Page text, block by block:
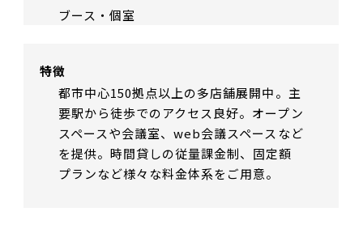
ブース・個室
特徴
都市中心150拠点以上の多店舗展開中。主
要駅から徒歩でのアクセス良好。オープン
スペースや会議室、web会議スペースなど
を提供。時間貸しの従量課金制、固定額
プランなど様々な料金体系をご用意。